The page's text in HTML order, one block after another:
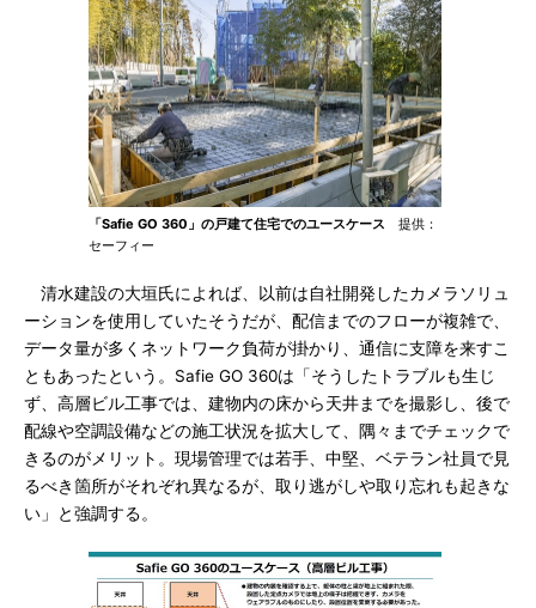
「Safie GO 360」の戸建て住宅でのユースケース 提供：
セーフィー
清水建設の大垣氏によれば、以前は自社開発したカメラソリュ
ーションを使用していたそうだが、配信までのフローが複雑で、
データ量が多くネットワーク負荷が掛かり、通信に支障を来すこ
ともあったという。Safie GO 360は「そうしたトラブルも生じ
ず、高層ビル工事では、建物内の床から天井までを撮影し、後で
配線や空調設備などの施工状況を拡大して、隅々までチェックで
きるのがメリット。現場管理では若手、中堅、ベテラン社員で見
るべき箇所がそれぞれ異なるが、取り逃がしや取り忘れも起きな
い」と強調する。